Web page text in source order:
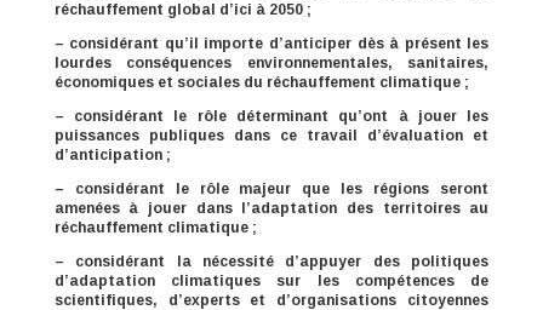
réchauffement global d’ici à 2050 ;
– considérant qu’il importe d’anticiper dès à présent les
lourdes conséquences environnementales, sanitaires,
économiques et sociales du réchauffement climatique ;
– considérant le rôle déterminant qu’ont à jouer les
puissances publiques dans ce travail d’évaluation et
d’anticipation ;
– considérant le rôle majeur que les régions seront
amenées à jouer dans l’adaptation des territoires au
réchauffement climatique ;
– considérant la nécessité d’appuyer des politiques
d’adaptation climatiques sur les compétences de
scientifiques, d’experts et d’organisations citoyennes